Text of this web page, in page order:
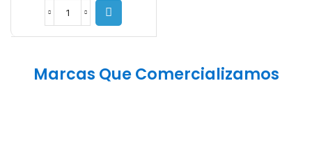
Marcas Que Comercializamos